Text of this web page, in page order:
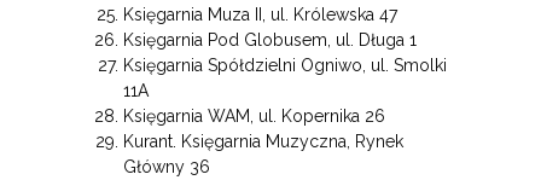
Księgarnia Muza II, ul. Królewska 47
Księgarnia Pod Globusem, ul. Długa 1
Księgarnia Spółdzielni Ogniwo, ul. Smolki
11A
Księgarnia WAM, ul. Kopernika 26
Kurant. Księgarnia Muzyczna, Rynek
Główny 36